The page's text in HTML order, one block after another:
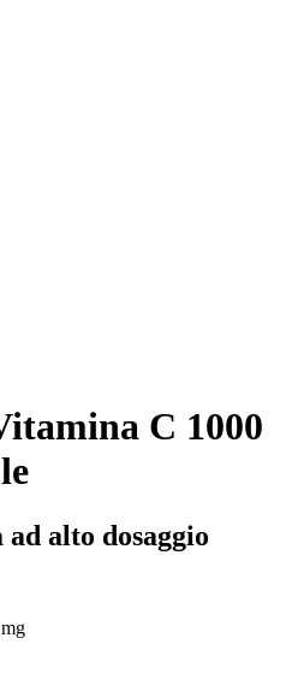
C 1000
alto dosaggio